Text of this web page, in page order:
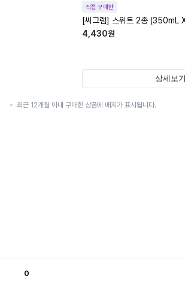
직접 구매한
[씨그램] 스위트 2종 (350mL
4,430원
상세보기
최근 12개월 이내 구매한 상품에 배지가 표시됩니다.
0